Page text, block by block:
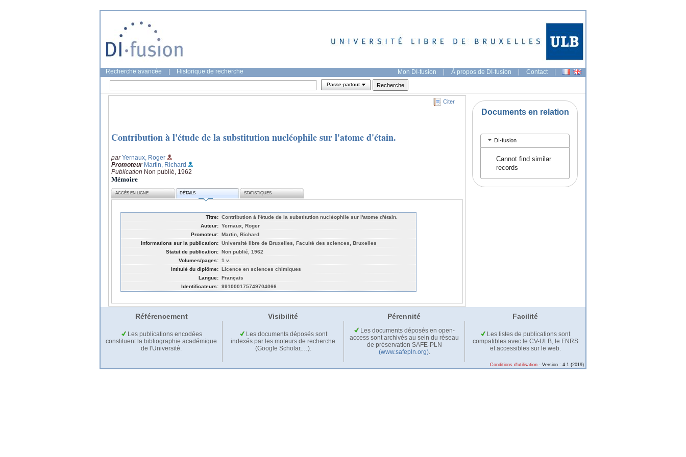
Recherche avancée Historique de recherche Mon DI-fusion | À propos de DI-fusion | Contact |
Passe-partout
Citer
Contribution à l'étude de la substitution nucléophile sur l'atome d'étain.
parYernaux, Roger
Promoteur Martin, Richard
Publication Non publié, 1962
Mémoire
ACCÈS EN LIGNE DÉTAILS STATISTIQUES
Titre: Contribution à l'étude de la substitution nucléophile sur l'atome d'étain.
Auteur: Yernaux, Roger
Promoteur: Martin, Richard
Informations sur la publication: Université libre de Bruxelles, Faculté des sciences, Bruxelles
Statut de publication: Non publié, 1962
Volumes/pages: 1 v.
Intitulé du diplôme: Licence en sciences chimiques
Langue: Français
Identificateurs: 991000175749704066
Documents en relation
DI-fusion
Cannot find similar
records
Référencement Visibilité Pérennité Facilité
Les publications encodées
constituent la bibliographie académique
de l'Université.
Les documents déposés sont
indexés par les moteurs de recherche
(Google Scholar,…).
Les documents déposés en open-
access sont archivés au sein du réseau
de préservation SAFE-PLN
(www.safepln.org).
Les listes de publications sont
compatibles avec le CV-ULB, le FNRS
et accessibles sur le web.
Conditions d'utilisation - Version : 4.1 (2019)